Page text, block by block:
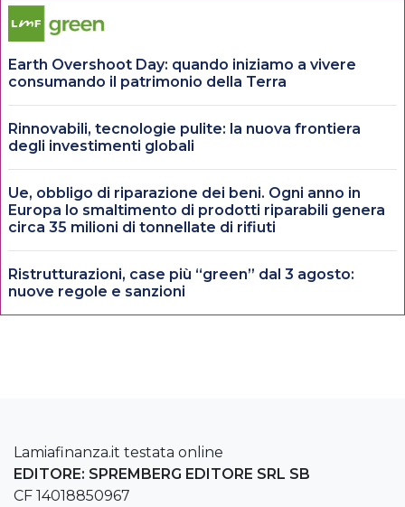
Earth Overshoot Day: quando iniziamo a vivere
consumando il patrimonio della Terra
Rinnovabili, tecnologie pulite: la nuova frontiera
degli investimenti globali
Ue, obbligo di riparazione dei beni. Ogni anno in
Europa lo smaltimento di prodotti riparabili genera
circa 35 milioni di tonnellate di rifiuti
Ristrutturazioni, case più “green” dal 3 agosto:
nuove regole e sanzioni
Lamiafinanza.it testata online
EDITORE: SPREMBERG EDITORE SRL SB
CF 14018850967